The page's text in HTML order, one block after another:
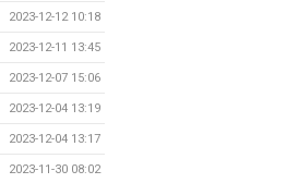
2023-12-12 10:18
2023-12-11 13:45
2023-12-07 15:06
2023-12-04 13:19
2023-12-04 13:17
2023-11-30 08:02